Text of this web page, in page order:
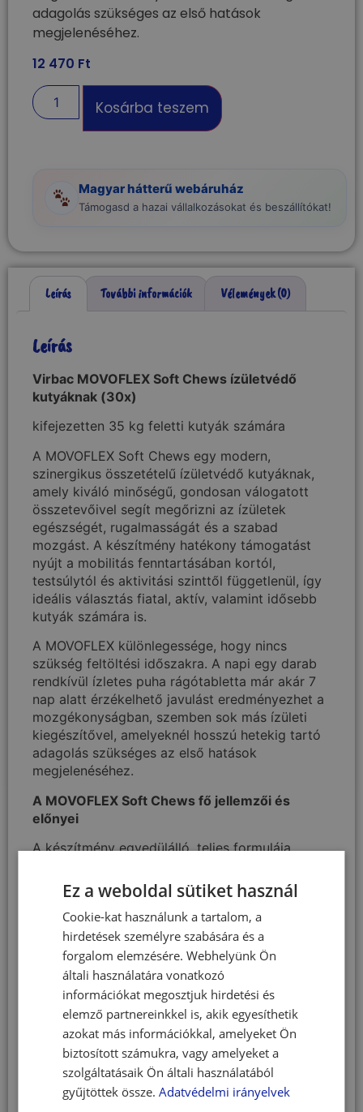
adagolás szükséges az első hatások
megjelenéséhez.
12 470 Ft
Kosárba teszem
Magyar hátterű webáruház
Támogasd a hazai vállalkozásokat és beszállítókat!
Leírás További információk Vélemények (0)
Leírás
Virbac MOVOFLEX Soft Chews ízületvédő
kutyáknak (30x)
kifejezetten 35 kg feletti kutyák számára
A MOVOFLEX Soft Chews egy modern,
szinergikus összetételű ízületvédő kutyáknak,
amely kiváló minőségű, gondosan válogatott
összetevőivel segít megőrizni az ízületek
egészségét, rugalmasságát és a szabad
mozgást. A készítmény hatékony támogatást
nyújt a mobilitás fenntartásában kortól,
testsúlytól és aktivitási szinttől függetlenül, így
ideális választás fiatal, aktív, valamint idősebb
kutyák számára is.
A MOVOFLEX különlegessége, hogy nincs
szükség feltöltési időszakra. A napi egy darab
rendkívül ízletes puha rágótabletta már akár 7
nap alatt érzékelhető javulást eredményezhet a
mozgékonyságban, szemben sok más ízületi
kiegészítővel, amelyeknél hosszú hetekig tartó
adagolás szükséges az első hatások
megjelenéséhez.
A MOVOFLEX Soft Chews fő jellemzői és
előnyei
A készítmény egyedülálló, teljes formulája
amelyek egymás hatását erősítve támogatják az
ízületek egészségét. Jelentős mobilitásjavulás
tapasztalható akár már egy héten belül.
Könnyen adagolható, napi egy nagyon ízletes
rágótabletta elegendő. Nem igényel feltöltési
időszakot. Összetevőinek túlnyomó többsége
természetes eredetű. A kutyák kiváló
elfogadottsággal fogyasztják, jutalomfalatként
is adható.
Komplex porcerősítő kutyáknak​​
A MOVOFLEX Soft Chews öt aktív, szinergista
összetevőn alapul. A tojáshéjmembrán
Ez a weboldal sütiket használ
Cookie-kat használunk a tartalom, a
hirdetések személyre szabására és a
forgalom elemzésére. Webhelyünk Ön
általi használatára vonatkozó
információkat megosztjuk hirdetési és
elemző partnereinkkel is, akik egyesíthetik
azokat más információkkal, amelyeket Ön
biztosított számukra, vagy amelyeket a
szolgáltatásaik Ön általi használatából
gyűjtöttek össze.Adatvédelmi irányelvek